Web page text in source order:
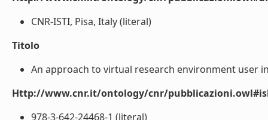
CNR-ISTI, Pisa, Italy (literal)
Titolo
An approach to virtual research environment user
Http://www.cnr.it/ontology/cnr/
978-3-642-24468-1 (literal)